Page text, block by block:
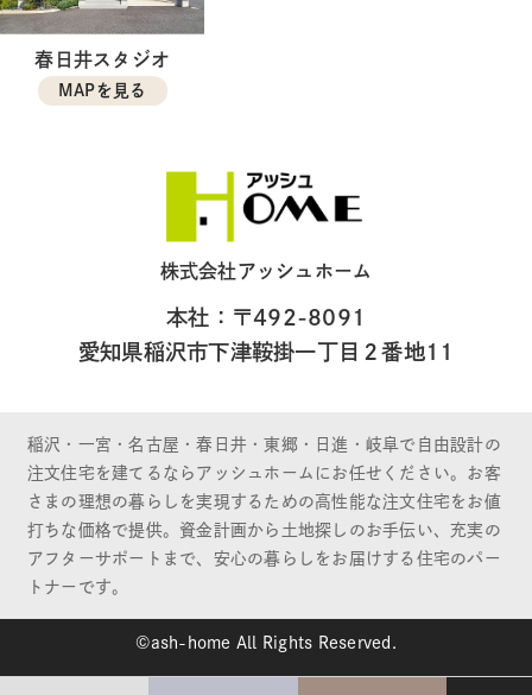
春日井スタジオ
MAPを見る
株式会社アッシュホーム
本社：〒492-8091
愛知県稲沢市下津鞍掛一丁目２番地11
稲沢・一宮・名古屋・春日井・東郷・日進・岐阜で自由設計の
注文住宅を建てるならアッシュホームにお任せください。お客
さまの理想の暮らしを実現するための高性能な注文住宅をお値
打ちな価格で提供。資金計画から土地探しのお手伝い、充実の
アフターサポートまで、安心の暮らしをお届けする住宅のパー
トナーです。
©ash-home All Rights Reserved.